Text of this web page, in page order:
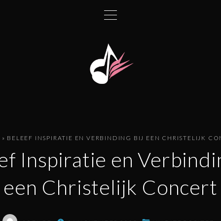
» BELEEF INSPIRATIE EN VERBINDING BIJ EEN CHRISTELIJK
Inspiratie en
een Christelijk Concert